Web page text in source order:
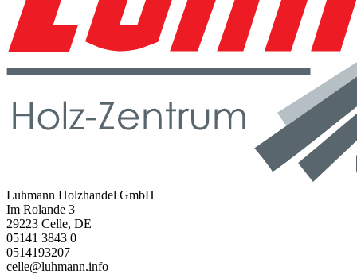
Luhmann Holzhandel GmbH
Im Rolande 3
29223 Celle, DE
05141 3843 0
0514193207
celle@luhmann.info